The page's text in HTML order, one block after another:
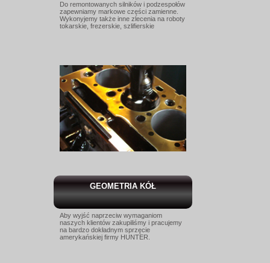
Do remontowanych silników i podzespołów
zapewniamy markowe części zamienne.
Wykonyjemy także inne zlecenia na roboty
tokarskie, frezerskie, szlifierskie
GEOMETRIA KÓŁ
Aby wyjść naprzeciw wymaganiom
naszych klientów zakupiliśmy i pracujemy
na bardzo dokładnym sprzęcie
amerykańskiej firmy HUNTER.